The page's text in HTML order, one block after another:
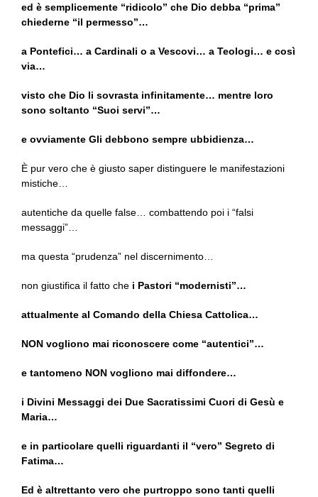
ed è semplicemente “ridicolo” che Dio debba “prima”
chiederne “il permesso”…
a Pontefici… a Cardinali o a Vescovi… a Teologi… e così
via…
visto che Dio li sovrasta infinitamente… mentre loro
sono soltanto “Suoi servi”…
e ovviamente Gli debbono sempre ubbidienza…
È pur vero che è giusto saper distinguere le manifestazioni
mistiche…
autentiche da quelle false… combattendo poi i “falsi
messaggi”…
ma questa “prudenza” nel discernimento…
non giustifica il fatto che i Pastori “modernisti”…
attualmente al Comando della Chiesa Cattolica…
NON vogliono mai riconoscere come “autentici”…
e tantomeno NON vogliono mai diffondere…
i Divini Messaggi dei Due Sacratissimi Cuori di Gesù e
Maria…
e in particolare quelli riguardanti il “vero” Segreto di
Fatima…
Ed è altrettanto vero che purtroppo sono tanti quelli